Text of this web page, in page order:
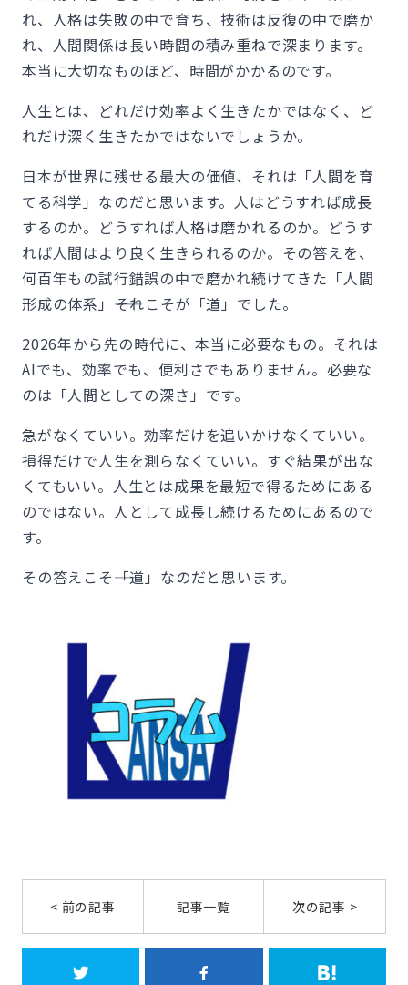
れ、人格は失敗の中で育ち、技術は反復の中で磨か
れ、人間関係は長い時間の積み重ねで深まります。
本当に大切なものほど、時間がかかるのです。
人生とは、どれだけ効率よく生きたかではなく、ど
れだけ深く生きたかではないでしょうか。
日本が世界に残せる最大の価値、それは「人間を育
てる科学」なのだと思います。人はどうすれば成長
するのか。どうすれば人格は磨かれるのか。どうす
れば人間はより良く生きられるのか。その答えを、
何百年もの試行錯誤の中で磨かれ続けてきた「人間
形成の体系」――それこそが「道」でした。
2026年から先の時代に、本当に必要なもの。それは
AIでも、効率でも、便利さでもありません。必要な
のは「人間としての深さ」です。
急がなくていい。効率だけを追いかけなくていい。
損得だけで人生を測らなくていい。すぐ結果が出な
くてもいい。人生とは成果を最短で得るためにある
のではない。人として成長し続けるためにあるので
す。
その答えこそ――「道」なのだと思います。
< 前の記事 記事一覧 次の記事 >